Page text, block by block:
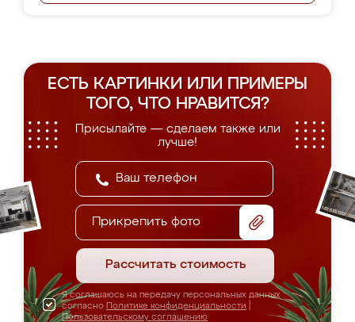
ЕСТЬ КАРТИНКИ ИЛИ ПРИМЕРЫ
ТОГО, ЧТО НРАВИТСЯ?
Присылайте — сделаем также или
лучше!
Прикрепить фото
Рассчитать стоимость
Я соглашаюсь на передачу персональных данных
согласно Политике конфиденциальности
Пользовательскому соглашению